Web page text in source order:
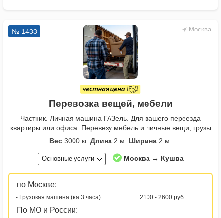
Москва
№ 1433
Перевозка вещей, мебели
Частник. Личная машина ГАЗель. Для вашего переезда
квартиры или офиса. Перевезу мебель и личные вещи, грузы
Вес 3000 кг. Длина 2 м. Ширина 2 м.
Основные услуги Москва → Кушва
по Москве:
- Грузовая машина (на 3 часа) 2100 - 2600 руб.
По МО и России: